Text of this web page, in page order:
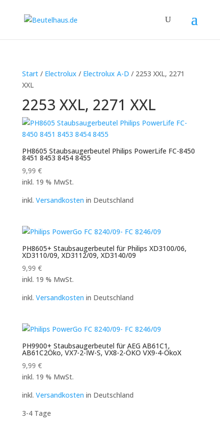
Start/ Electrolux / Electrolux A-D / 2253 XXL, 2271
XXL
2253 XXL, 2271 XXL
PH8605 Staubsaugerbeutel Philips PowerLife FC-8450
8451 8453 8454 8455
9,99 €
inkl. 19 % MwSt.
inkl. Versandkosten in Deutschland
PH8605+ Staubsaugerbeutel für Philips XD3100/06,
XD3110/09, XD3112/09, XD3140/09
9,99 €
inkl. 19 % MwSt.
inkl. Versandkosten in Deutschland
PH9900+ Staubsaugerbeutel für AEG AB61C1,
AB61C2Öko, VX7-2-IW-S, VX8-2-ÖKO VX9-4-ÖkoX
9,99 €
inkl. 19 % MwSt.
inkl. Versandkosten in Deutschland
3-4 Tage